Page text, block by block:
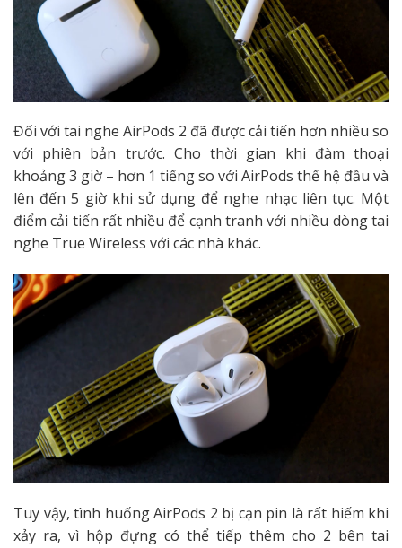
Đối với tai nghe AirPods 2 đã được cải tiến hơn nhiều so
với phiên bản trước. Cho thời gian khi đàm thoại
khoảng 3 giờ – hơn 1 tiếng so với AirPods thế hệ đầu và
lên đến 5 giờ khi sử dụng để nghe nhạc liên tục. Một
điểm cải tiến rất nhiều để cạnh tranh với nhiều dòng tai
nghe True Wireless với các nhà khác.
Tuy vậy, tình huống AirPods 2 bị cạn pin là rất hiếm khi
xảy ra, vì hộp đựng có thể tiếp thêm cho 2 bên tai